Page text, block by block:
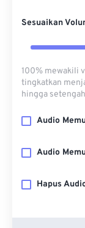
Sesuaikan
100% mewakili
tingkatkan
hingga
Audio
Audio
Hapus